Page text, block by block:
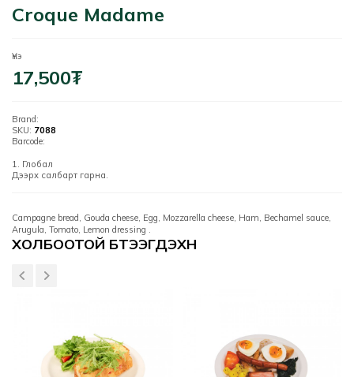
Croque Madame
Үнэ
17,500₮
Brand:
SKU: 7088
Barcode:
1. Глобал
Дээрх салбарт гарна.
Campagne bread, Gouda cheese, Egg, Mozzarella cheese, Ham, Bechamel sauce,
Arugula, Tomato, Lemon dressing .
Үзүүлэлтүүд
ХОЛБООТОЙ БҮТЭЭГДЭХҮҮН